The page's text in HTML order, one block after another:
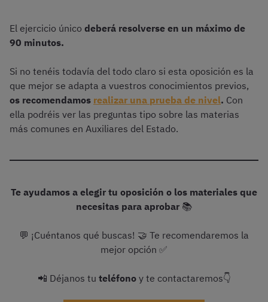
El ejercicio único deberá resolverse en un máximo de
90 minutos.
Si no tenéis todavía del todo claro si esta oposición es la
que mejor se adapta a vuestros conocimientos previos,
os recomendamos realizar una prueba de nivel. Con
ella podréis ver las preguntas tipo sobre las materias
más comunes en Auxiliares del Estado.
Te ayudamos a elegir tu oposición o los materiales que
necesitas para aprobar 📚
💬 ¡Cuéntanos qué buscas! 🤝 Te recomendaremos la
mejor opción ✅
📲 Déjanos tu teléfono y te contactaremos👇